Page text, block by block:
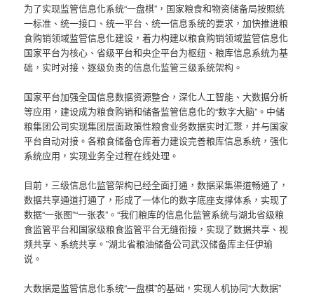
为了实现监管信息化系统“一盘棋”，国家粮食和物资储备局按照统
一标准、统一接口、统一平台、统一信息系统的要求，加快推进粮
食购销领域监管信息化建设，着力构建以粮食购销领域监管信息化
国家平台为核心、省级平台和央企平台为枢纽、粮库信息系统为基
础，实时对接、逐级负责的信息化监管三级系统架构。
国家平台加强全国信息数据资源整合，深化人工智能、大数据分析
等应用，建设成为粮食购销和储备监管信息化的“数字大脑”。中储
粮集团公司实现集团层面政策性粮食业务数据实时汇聚，并与国家
平台自动对接。各粮食储备仓库着力建设完善粮库信息系统，强化
系统应用，实现业务全过程在线处理。
目前，三级信息化监管架构已经全面打通，数据采集渠道畅通了，
数据共享通道打通了，形成了一体化的数字底座支撑体系，实现了
数据“一张图”“一张表”。“我们粮库的信息化监管系统与湖北省级粮
食监管平台和国家级粮食监管平台无缝衔接，实现了数据共享、视
频共享、系统共享。”湖北省粮油储备公司武汉储备库主任伊瑜
说。
大数据是监管信息化系统“一盘棋”的基础，实现人机协同“大数据”